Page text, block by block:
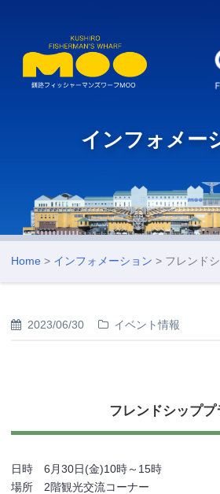
インフォメー
Home > インフォメーション > フレンド
2023/06/30 イベント情報
フレンドシッププ
日時 6月30日(金)10時～15時
場所 2階観光交流コーナー